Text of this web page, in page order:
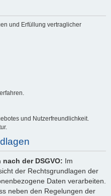
und Erfüllung vertraglicher
und Nutzerfreundlichkeit.
der DSGVO: Im
der Rechtsgrundlagen der
Daten verarbeiten.
neben den Regelungen der